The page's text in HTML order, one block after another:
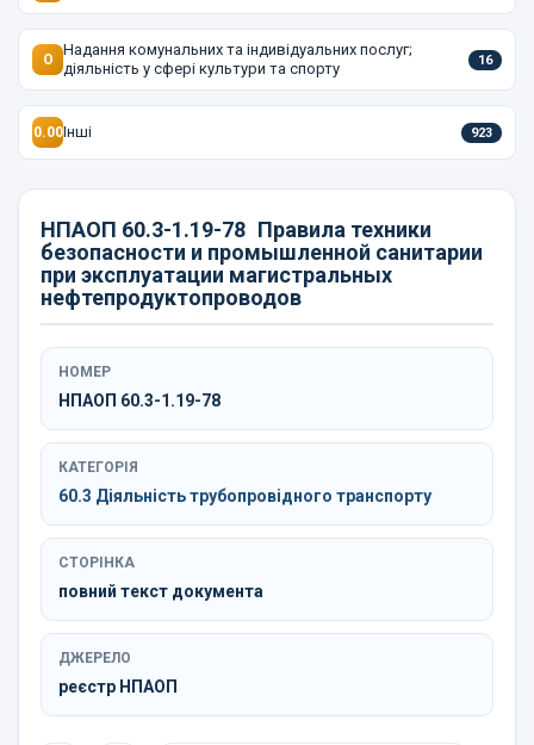
O
Надання комунальних та індивідуальних послуг;
діяльність у сфері культури та спорту
16
0.00Інші 923
НПАОП 60.3-1.19-78 Правила техники
безопасности и промышленной санитарии
при эксплуатации магистральных
нефтепродуктопроводов
НОМЕР
НПАОП 60.3-1.19-78
КАТЕГОРІЯ
60.3 Діяльність трубопровідного транспорту
СТОРІНКА
повний текст документа
ДЖЕРЕЛО
реєстр НПАОП